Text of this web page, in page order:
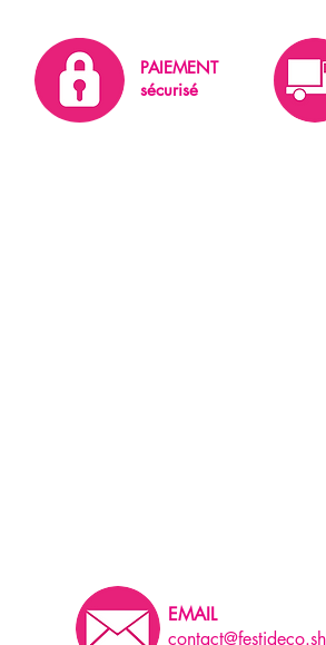
PAIEMENT
sécurisé
EMAIL